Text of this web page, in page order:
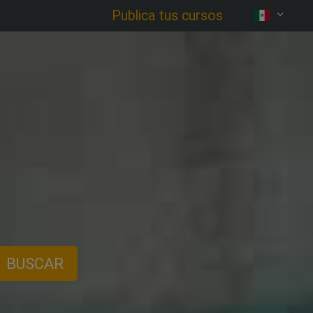
Publica tus cursos
BUSCAR